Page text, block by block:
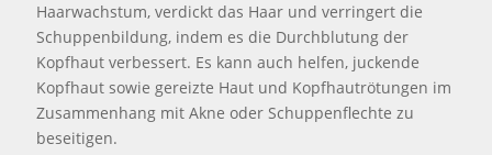
Haarwachstum, verdickt das Haar und verringert die
Schuppenbildung, indem es die Durchblutung der
Kopfhaut verbessert. Es kann auch helfen, juckende
Kopfhaut sowie gereizte Haut und Kopfhautrötungen im
Zusammenhang mit Akne oder Schuppenflechte zu
beseitigen.